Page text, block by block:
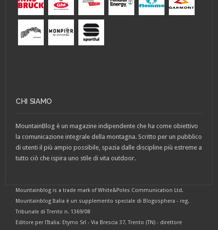
CHI SIAMO
MountainBlog è un magazine indipendente che ha come obiettivo
la comunicazione integrale della montagna. Scritto per un pubblico
di utenti il più ampio possibile, spazia dalle discipline più estreme a
tutto ciò che ispira uno stile di vita outdoor.
Mountainblog is a trade mark of White&Poles Communication Ltd.
Mountainblog Italia è un supplemento speciale di Blogosphera - reg.
Tribunale di Trento n. 1369/08
Editore per l'Italia: Etymo Srl - Via Brescia 37, Trento (TN) - direttore